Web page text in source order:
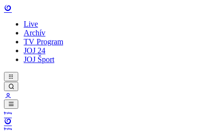
Live
Archív
TV Program
JOJ 24
JOJ Šport